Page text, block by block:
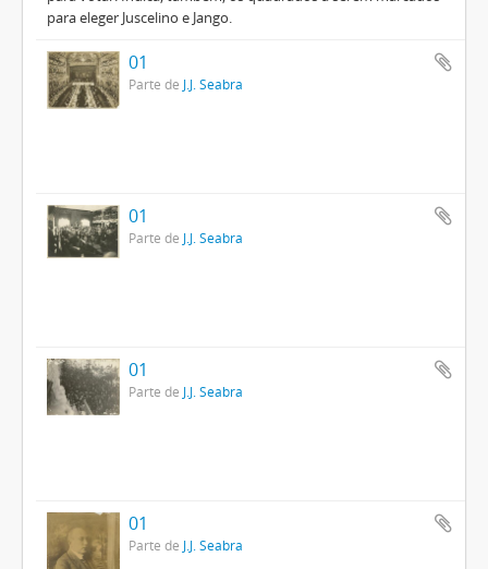
para eleger Juscelino e Jango.
01
Parte de J.J. Seabra
01
Parte de J.J. Seabra
01
Parte de J.J. Seabra
01
Parte de J.J. Seabra